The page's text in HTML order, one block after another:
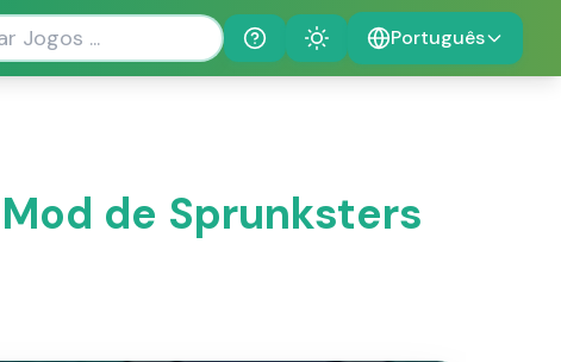
Help
Theme Português
de Sprunksters